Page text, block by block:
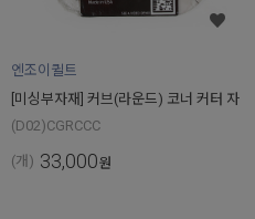
엔조이퀼트
[미싱부자재] 커브(라운드) 코너 커터 자
(D02)CGRCCC
(개) 33,000원